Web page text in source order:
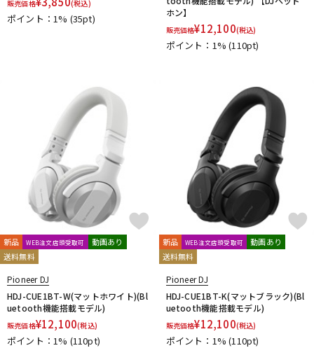
販売価格 (税込)
ポイント：1% (35pt)
ホン】
販売価格¥12,100(税込)
ポイント：1%(110pt)
新品 WEB注文店頭受取可
動画あり
送料無料
Pioneer DJ
HDJ-CUE1BT-W(マットホワイト)(Bl
uetooth機能搭載モデル)
販売価格¥12,100(税込)
ポイント：1% (110pt)
新品 WEB注文店頭受取可
動画あり
送料無料
Pioneer DJ
HDJ-CUE1BT-K(マットブラック)(Bl
uetooth機能搭載モデル)
販売価格¥12,100(税込)
ポイント：1%(110pt)